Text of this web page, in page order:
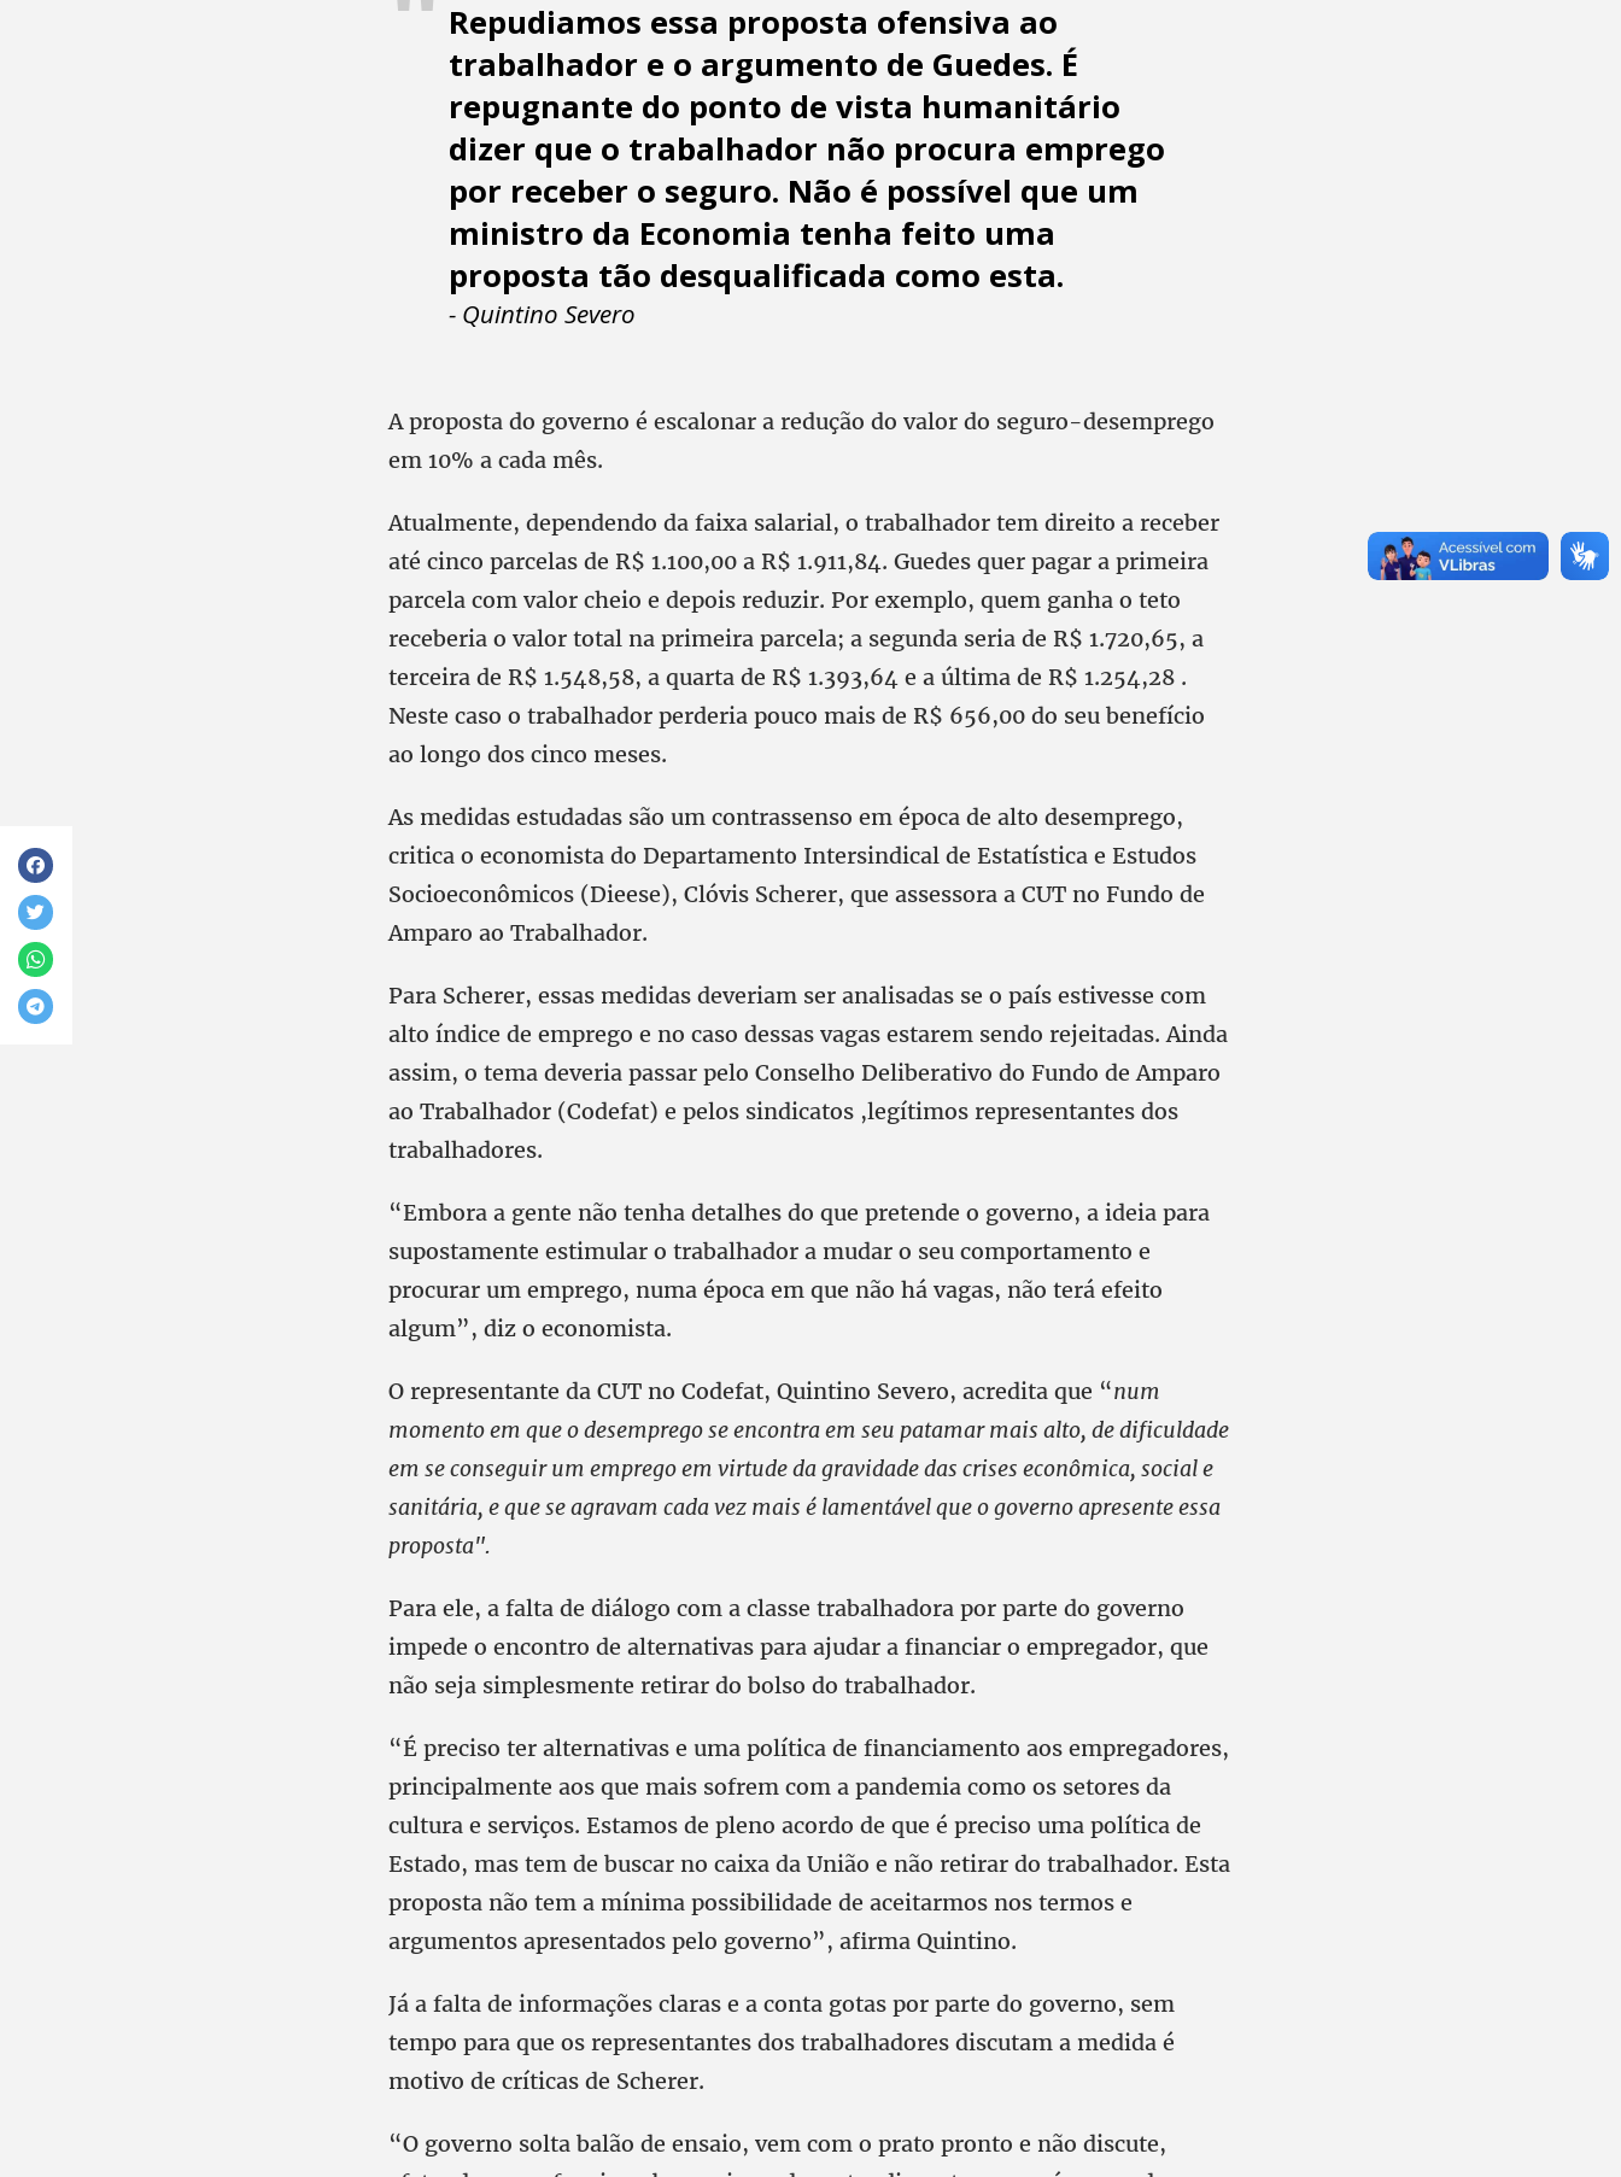
Repudiamos essa proposta ofensiva ao
trabalhador e o argumento de Guedes. É
repugnante do ponto de vista humanitário
dizer que o trabalhador não procura emprego
por receber o seguro. Não é possível que um
ministro da Economia tenha feito uma
proposta tão desqualificada como esta.
- Quintino Severo
A proposta do governo é escalonar a redução do valor do seguro-desemprego
em 10% a cada mês.
Atualmente, dependendo da faixa salarial, o trabalhador tem direito a receber
até cinco parcelas de R$ 1.100,00 a R$ 1.911,84. Guedes quer pagar a primeira
parcela com valor cheio e depois reduzir. Por exemplo, quem ganha o teto
receberia o valor total na primeira parcela; a segunda seria de R$ 1.720,65, a
terceira de R$ 1.548,58, a quarta de R$ 1.393,64 e a última de R$ 1.254,28 .
Neste caso o trabalhador perderia pouco mais de R$ 656,00 do seu benefício
ao longo dos cinco meses.
As medidas estudadas são um contrassenso em época de alto desemprego,
critica o economista do Departamento Intersindical de Estatística e Estudos
Socioeconômicos (Dieese), Clóvis Scherer, que assessora a CUT no Fundo de
Amparo ao Trabalhador.
Para Scherer, essas medidas deveriam ser analisadas se o país estivesse com
alto índice de emprego e no caso dessas vagas estarem sendo rejeitadas. Ainda
assim, o tema deveria passar pelo Conselho Deliberativo do Fundo de Amparo
ao Trabalhador (Codefat) e pelos sindicatos ,legítimos representantes dos
trabalhadores.
“Embora a gente não tenha detalhes do que pretende o governo, a ideia para
supostamente estimular o trabalhador a mudar o seu comportamento e
procurar um emprego, numa época em que não há vagas, não terá efeito
algum”, diz o economista.
O representante da CUT no Codefat, Quintino Severo, acredita que “num
momento em que o desemprego se encontra em seu patamar mais alto, de dificuldade
em se conseguir um emprego em virtude da gravidade das crises econômica, social e
sanitária, e que se agravam cada vez mais é lamentável que o governo apresente essa
proposta".
Para ele, a falta de diálogo com a classe trabalhadora por parte do governo
impede o encontro de alternativas para ajudar a financiar o empregador, que
não seja simplesmente retirar do bolso do trabalhador.
“É preciso ter alternativas e uma política de financiamento aos empregadores,
principalmente aos que mais sofrem com a pandemia como os setores da
cultura e serviços. Estamos de pleno acordo de que é preciso uma política de
Estado, mas tem de buscar no caixa da União e não retirar do trabalhador. Esta
proposta não tem a mínima possibilidade de aceitarmos nos termos e
argumentos apresentados pelo governo”, afirma Quintino.
Já a falta de informações claras e a conta gotas por parte do governo, sem
tempo para que os representantes dos trabalhadores discutam a medida é
motivo de críticas de Scherer.
“O governo solta balão de ensaio, vem com o prato pronto e não discute,